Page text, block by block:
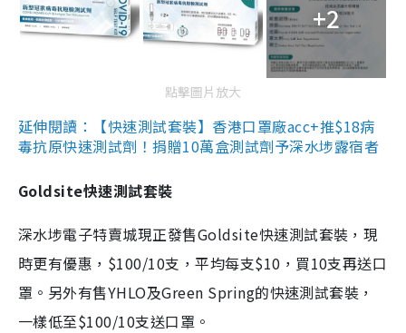
+2
點擊圖片放大
延伸閱讀：【快速測試套裝】香港口罩廠acc+推$18病
毒抗原快速測試劑！捐贈10萬盒測試劑予深水埗露宿者
Goldsite快速測試套裝
深水埗電子特賣城現正發售Goldsite快速測試套裝，現
時更有優惠，$100/10支，平均每支$10，買10支再送口
罩。另外有售YHLO及Green Spring的快速測試套裝，
一樣低至$100/10支送口罩。